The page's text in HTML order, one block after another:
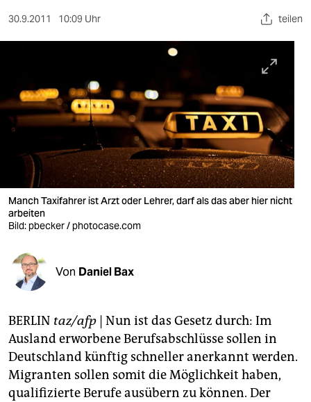
sport
wahrheit
verlag
veranstaltungen
shop
fragen & hilfe
unterstützen
genossenschaft
epaper login
30.9.2011 10:09 Uhr teilen
Manch Taxifahrer ist Arzt oder Lehrer, darf als das aber hier nicht
arbeiten
Bild: pbecker / photocase.com
Von Daniel Bax
BERLIN taz/afp | Nun ist das Gesetz durch: Im
Ausland erworbene Berufsabschlüsse sollen in
Deutschland künftig schneller anerkannt werden.
Migranten sollen somit die Möglichkeit haben,
qualifizierte Berufe ausübern zu können. Der